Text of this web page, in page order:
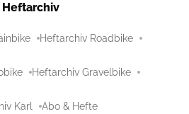
Heftarchiv
Heftarchiv Roadbike
Heftarchiv Gravelbike
Karl Abo & Hefte